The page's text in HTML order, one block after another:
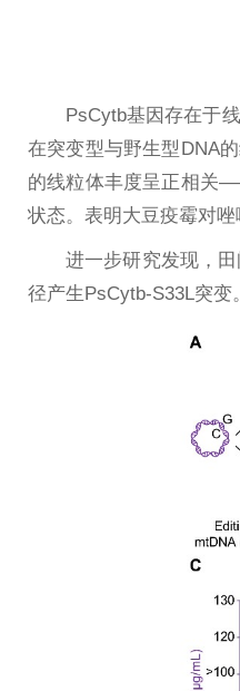
PsCytb基因存在于
在突变型与野生型DNA
的线粒体丰度呈正相关
状态。表明大豆疫霉对
进一步研究发现，
径产生PsCytb-S33L突变